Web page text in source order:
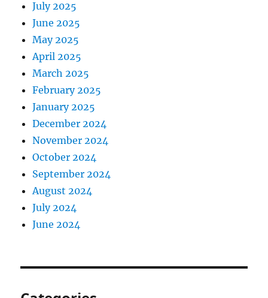
July 2025
June 2025
May 2025
April 2025
March 2025
February 2025
January 2025
December 2024
November 2024
October 2024
September 2024
August 2024
July 2024
June 2024